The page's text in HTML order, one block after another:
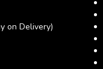
on Delivery)